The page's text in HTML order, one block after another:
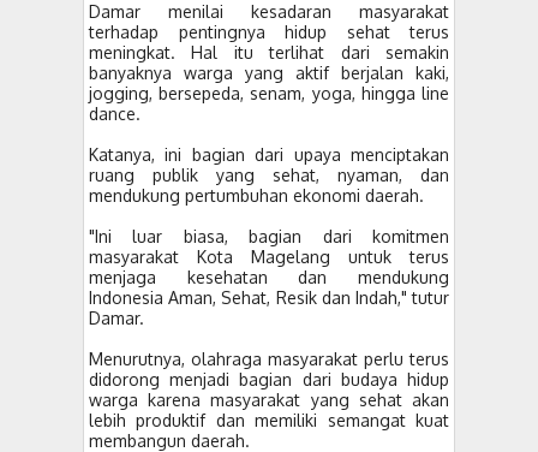
Damar menilai kesadaran masyarakat
terhadap pentingnya hidup sehat terus
meningkat. Hal itu terlihat dari semakin
banyaknya warga yang aktif berjalan kaki,
jogging, bersepeda, senam, yoga, hingga line
dance.
Katanya, ini bagian dari upaya menciptakan
ruang publik yang sehat, nyaman, dan
mendukung pertumbuhan ekonomi daerah.
"Ini luar biasa, bagian dari komitmen
masyarakat Kota Magelang untuk terus
menjaga kesehatan dan mendukung
Indonesia Aman, Sehat, Resik dan Indah," tutur
Damar.
Menurutnya, olahraga masyarakat perlu terus
didorong menjadi bagian dari budaya hidup
warga karena masyarakat yang sehat akan
lebih produktif dan memiliki semangat kuat
membangun daerah.